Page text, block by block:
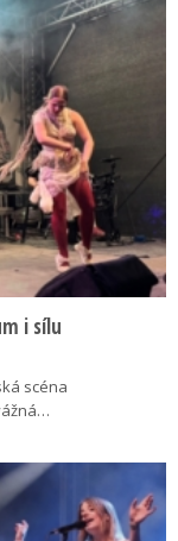
i sílu
scéna